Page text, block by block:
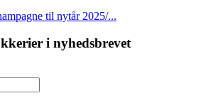
til nytår 2025/...
i nyhedsbrevet